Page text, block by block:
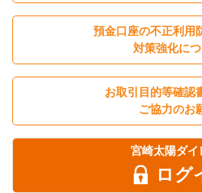
預金口座の不正利用
対策強化に
お取引目的等確認
ご協力のお
宮崎太陽ダイ
ログ